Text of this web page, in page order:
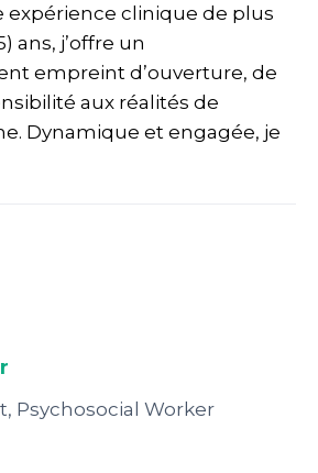
expérience clinique de plus
ans, j’offre un
empreint d’ouverture, de
aux réalités de
Dynamique et engagée, je
Psychosocial Worker